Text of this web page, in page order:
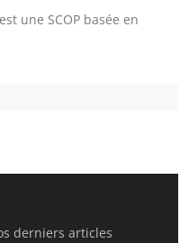
une SCOP basée en
derniers articles